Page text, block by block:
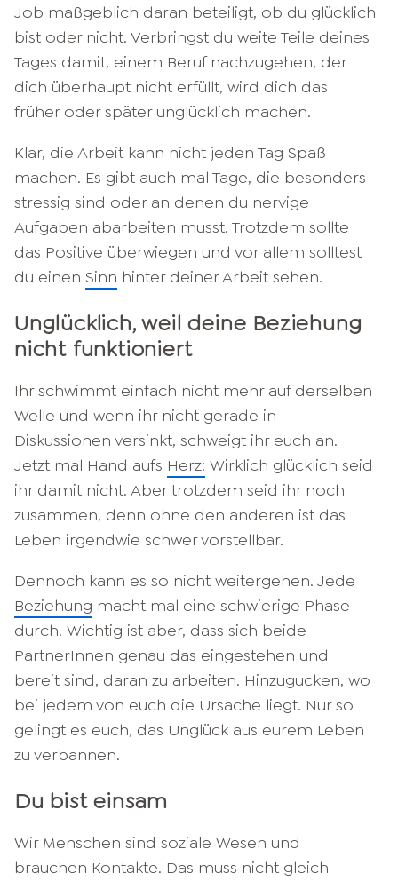
Job maßgeblich daran beteiligt, ob du glücklich
bist oder nicht. Verbringst du weite Teile deines
Tages damit, einem Beruf nachzugehen, der
dich überhaupt nicht erfüllt, wird dich das
früher oder später unglücklich machen.
Klar, die Arbeit kann nicht jeden Tag Spaß
machen. Es gibt auch mal Tage, die besonders
stressig sind oder an denen du nervige
Aufgaben abarbeiten musst. Trotzdem sollte
das Positive überwiegen und vor allem solltest
du einen Sinn hinter deiner Arbeit sehen.
Unglücklich, weil deine Beziehung
nicht funktioniert
Ihr schwimmt einfach nicht mehr auf derselben
Welle und wenn ihr nicht gerade in
Diskussionen versinkt, schweigt ihr euch an.
Jetzt mal Hand aufs Herz: Wirklich glücklich seid
ihr damit nicht. Aber trotzdem seid ihr noch
zusammen, denn ohne den anderen ist das
Leben irgendwie schwer vorstellbar.
Dennoch kann es so nicht weitergehen. Jede
Beziehung macht mal eine schwierige Phase
durch. Wichtig ist aber, dass sich beide
PartnerInnen genau das eingestehen und
bereit sind, daran zu arbeiten. Hinzugucken, wo
bei jedem von euch die Ursache liegt. Nur so
gelingt es euch, das Unglück aus eurem Leben
zu verbannen.
Du bist einsam
Wir Menschen sind soziale Wesen und
brauchen Kontakte. Das muss nicht gleich